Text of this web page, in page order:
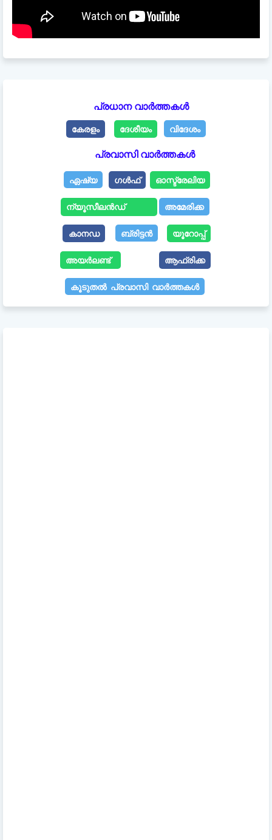
പ്രധാന വാർത്തകൾ
കേരളം ദേശീയം വിദേശം
പ്രവാസി വാർത്തകൾ
ഏഷ്യ ഗൾഫ് ഓസ്ട്രേലിയ
ന്യൂസീലൻഡ് അമേരിക്ക
കാനഡ ബ്രിട്ടൻ യൂറോപ്പ്
അയർലണ്ട് ആഫ്രിക്ക
കൂടുതൽ പ്രവാസി വാർത്തകൾ